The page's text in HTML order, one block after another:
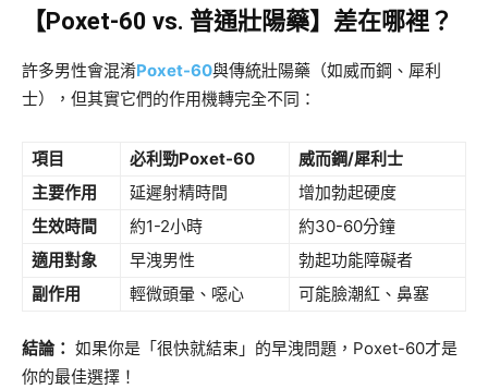
​【Poxet-60 vs. 普通壯陽藥】差在哪裡？​
許多男性會混淆Poxet-60與傳統壯陽藥（如威而鋼、犀利
士），但其實它們的作用機轉完全不同：
項目 必利勁Poxet-60
威而鋼/犀利士
主要作用
延遲射精時間
增加勃起硬度
生效時間
約1-2小時
約30-60分鐘
適用對象
早洩男性
勃起功能障礙者
副作用
輕微頭暈、噁心 可能臉潮紅、鼻塞
結論：​ ​ 如果你是「很快就結束」的早洩問題，Poxet-60才是
你的最佳選擇！